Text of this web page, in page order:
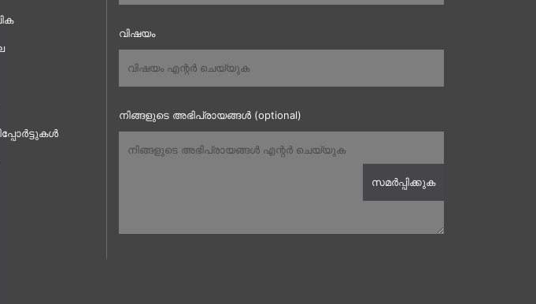
വിഷയം
നിങ്ങളുടെ അഭിപ്രായങ്ങൾ (optional)